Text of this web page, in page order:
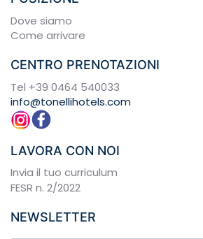
Dove siamo
Come arrivare
CENTRO PRENOTAZIONI
Tel +39 0464 540033
info@tonellihotels.com
LAVORA CON NOI
Invia il tuo curriculum
FESR n. 2/2022
NEWSLETTER